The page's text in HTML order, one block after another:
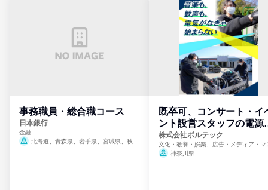
事務職員・総合職コース
日本銀行
金融
北海道、青森県、岩手県、宮城県、秋田
既卒可、コンサート・イ
ント設営スタッフの電源
門
株式会社ボルテック
文化・教養・娯楽、広告・メディア・マ
ミ、電力・ガス・水道・エネルギー
神奈川県